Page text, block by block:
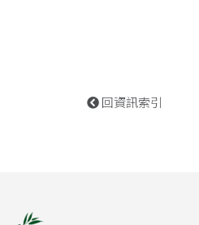
回資訊索引